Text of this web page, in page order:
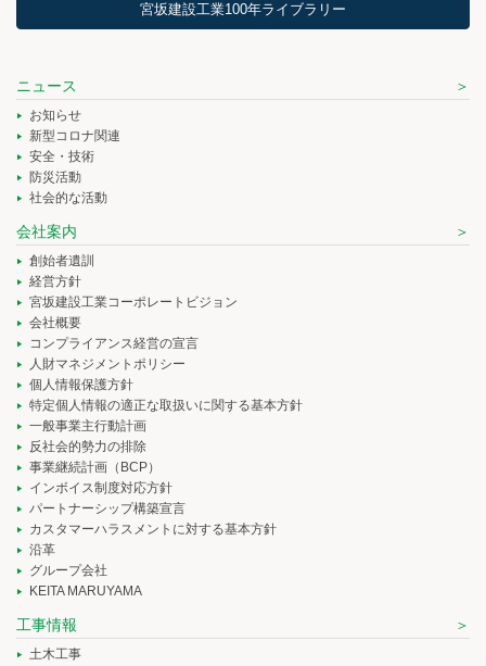
宮坂建設工業100年ライブラリー
ニュース
お知らせ
新型コロナ関連
安全・技術
防災活動
社会的な活動
会社案内
創始者遺訓
経営方針
宮坂建設工業コーポレートビジョン
会社概要
コンプライアンス経営の宣言
人財マネジメントポリシー
個人情報保護方針
特定個人情報の適正な取扱いに関する基本方針
一般事業主行動計画
反社会的勢力の排除
事業継続計画（BCP）
インボイス制度対応方針
パートナーシップ構築宣言
カスタマーハラスメントに対する基本方針
沿革
グループ会社
KEITA MARUYAMA
工事情報
土木工事